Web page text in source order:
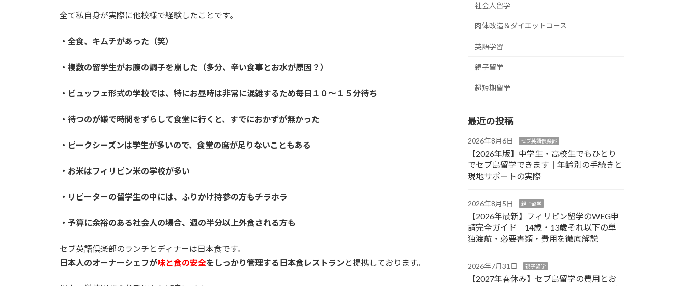
全て私自身が実際に他校様で経験したことです。
・全食、キムチがあった（笑）
・複数の留学生がお腹の調子を崩した（多分、辛い食事とお水が原因？）
・ビュッフェ形式の学校では、特にお昼時は非常に混雑するため毎日１０〜１５分待ち
・待つのが嫌で時間をずらして食堂に行くと、すでにおかずが無かった
・ピークシーズンは学生が多いので、食堂の席が足りないこともある
・お米はフィリピン米の学校が多い
・リピーターの留学生の中には、ふりかけ持参の方もチラホラ
・予算に余裕のある社会人の場合、週の半分以上外食される方も
セブ英語倶楽部のランチとディナーは日本食です。
日本人のオーナーシェフが味と食の安全をしっかり管理する日本食レストラン と提携しております。
社会人留学
肉体改造＆ダイエットコース
英語学習
親子留学
超短期留学
最近の投稿
2026年8月6日 セブ英語倶楽部
【2026年版】中学生・高校生でもひとり
でセブ島留学できます｜年齢別の手続きと
現地サポートの実際
2026年8月5日 親子留学
【2026年最新】フィリピン留学のWEG申
請完全ガイド｜14歳・13歳それ以下の単
独渡航・必要書類・費用を徹底解説
2026年7月31日 親子留学
【2027年春休み】セブ島留学の費用とお